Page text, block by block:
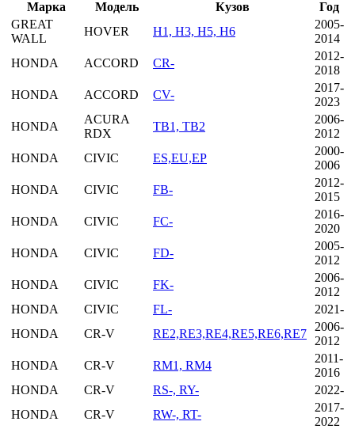
Марка
Модель Кузов
Год
GREAT
WALL
HOVER H1, H3, H5, H6
2005-
2014
HONDA
ACCORD CR-
2012-
2018
HONDA
ACCORD CV-
2017-
2023
HONDA
ACURA
RDX
TB1, TB2
2006-
2012
HONDA
CIVIC ES,EU,EP
2000-
2006
HONDA
CIVIC FB-
2012-
2015
HONDA
CIVIC FC-
2016-
2020
HONDA
CIVIC FD-
2005-
2012
HONDA
CIVIC FK-
2006-
2012
HONDA
CIVIC FL-
2021-
HONDA
CR-V RE2,RE3,RE4,RE5,RE6,RE7
2006-
2012
HONDA
CR-V RM1, RM4
2011-
2016
HONDA
CR-V RS-, RY-
2022-
HONDA
CR-V RW-, RT-
2017-
2022